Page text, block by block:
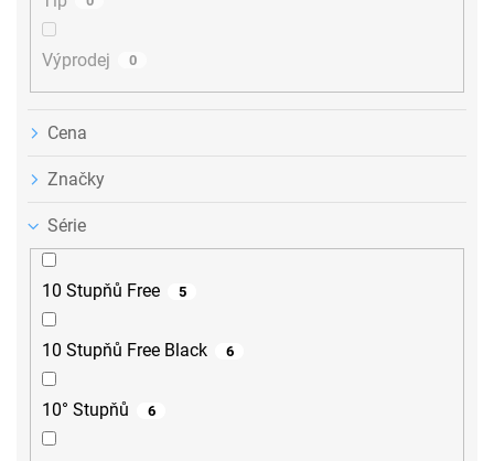
Výprodej 0
Cena
Značky
Série
10 Stupňů Free 5
10 Stupňů Free Black 6
10° Stupňů 6